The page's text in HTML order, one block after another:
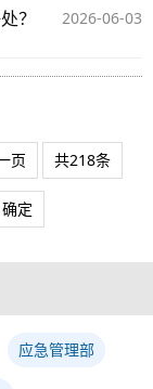
2026-06-03
？
页 共218条
确定
应急管理部